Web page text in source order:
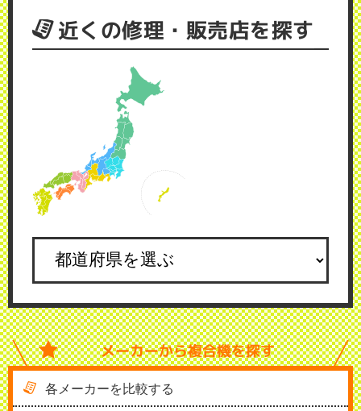
近くの修理・販売店を探す
メーカーから複合機を探す
各メーカーを比較する